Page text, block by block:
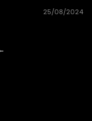
25/08/2024